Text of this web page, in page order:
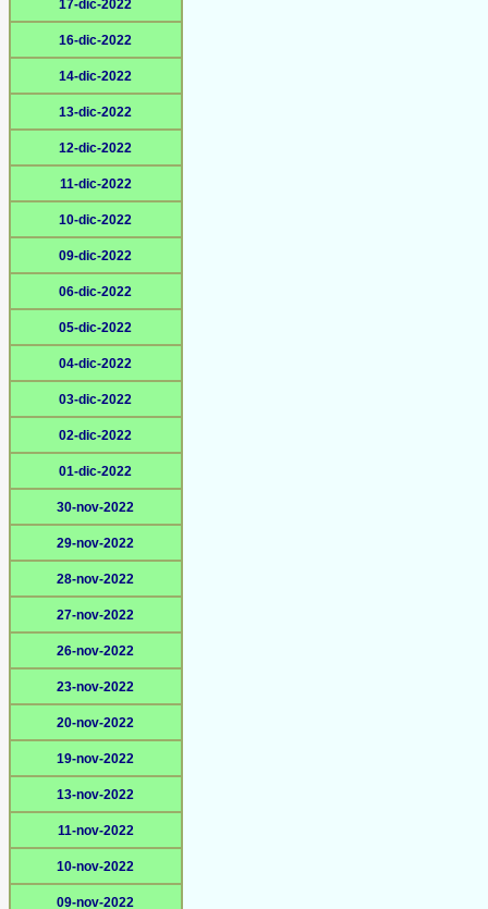
17-dic-2022
16-dic-2022
14-dic-2022
13-dic-2022
12-dic-2022
11-dic-2022
10-dic-2022
09-dic-2022
06-dic-2022
05-dic-2022
04-dic-2022
03-dic-2022
02-dic-2022
01-dic-2022
30-nov-2022
29-nov-2022
28-nov-2022
27-nov-2022
26-nov-2022
23-nov-2022
20-nov-2022
19-nov-2022
13-nov-2022
11-nov-2022
10-nov-2022
09-nov-2022